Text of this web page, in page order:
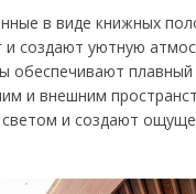
в виде книжных
и создают уютную
обеспечивают плавный
и внешним
и создают